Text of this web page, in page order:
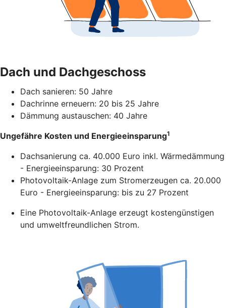
Dach und Dachgeschoss
Dach sanieren: 50 Jahre
Dachrinne erneuern: 20 bis 25 Jahre
Dämmung austauschen: 40 Jahre
Ungefähre Kosten und Energieeinsparung1
Dachsanierung ca. 40.000 Euro inkl. Wärmedämmung
- Energieeinsparung: 30 Prozent
Photovoltaik-Anlage zum Stromerzeugen ca. 20.000
Euro - Energieeinsparung: bis zu 27 Prozent
Eine Photovoltaik-Anlage erzeugt kostengünstigen
und umweltfreundlichen Strom.